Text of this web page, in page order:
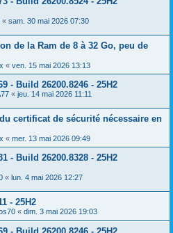
« sam. 30 mai 2026 07:30
de la Ram de 8 à 32 Go, peu de
« ven. 15 mai 2026 13:13
- Build 26200.8246 - 25H2
« jeu. 14 mai 2026 11:11
certificat de sécurité nécessaire en
« mer. 13 mai 2026 09:49
- Build 26200.8328 - 25H2
« lun. 4 mai 2026 12:27
- 25H2
« dim. 3 mai 2026 19:03